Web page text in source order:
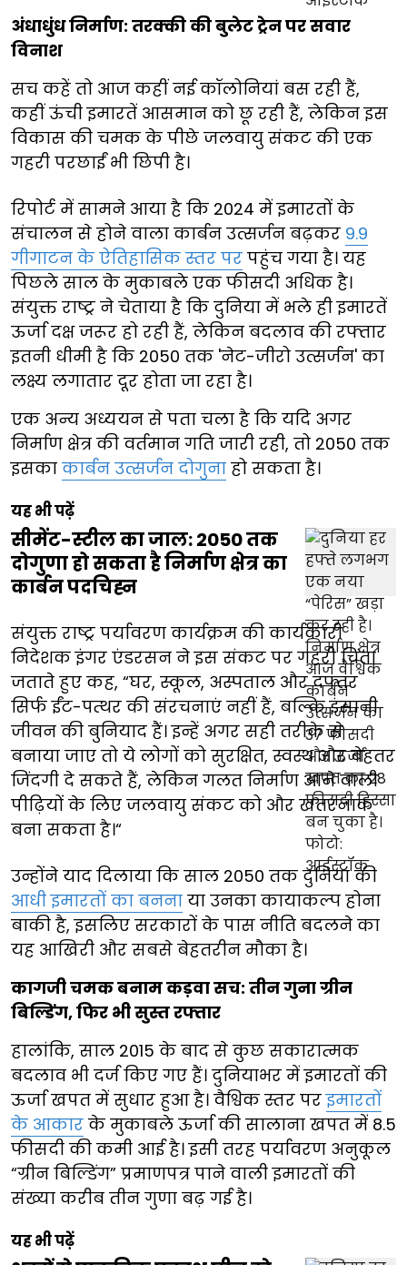
अंधाधुंध निर्माण: तरक्की की बुलेट ट्रेन पर सवार
विनाश
सच कहें तो आज कहीं नई कॉलोनियां बस रही हैं,
कहीं ऊंची इमारतें आसमान को छू रही हैं, लेकिन इस
विकास की चमक के पीछे जलवायु संकट की एक
गहरी परछाईं भी छिपी है।
रिपोर्ट में सामने आया है कि 2024 में इमारतों के
संचालन से होने वाला कार्बन उत्सर्जन बढ़कर 9.9
गीगाटन के ऐतिहासिक स्तर पर पहुंच गया है। यह
पिछले साल के मुकाबले एक फीसदी अधिक है।
संयुक्त राष्ट्र ने चेताया है कि दुनिया में भले ही इमारतें
ऊर्जा दक्ष जरूर हो रही हैं, लेकिन बदलाव की रफ्तार
इतनी धीमी है कि 2050 तक 'नेट-जीरो उत्सर्जन' का
लक्ष्य लगातार दूर होता जा रहा है।
एक अन्य अध्ययन से पता चला है कि यदि अगर
निर्माण क्षेत्र की वर्तमान गति जारी रही, तो 2050 तक
इसका कार्बन उत्सर्जन दोगुना हो सकता है।
यह भी पढ़ें
सीमेंट-स्टील का जाल: 2050 तक
दोगुणा हो सकता है निर्माण क्षेत्र का
कार्बन पदचिह्न
संयुक्त राष्ट्र पर्यावरण कार्यक्रम की कार्यकारी
निदेशक इंगर एंडरसन ने इस संकट पर गहरी चिंता
जताते हुए कह, “घर, स्कूल, अस्पताल और दफ्तर
सिर्फ ईंट-पत्थर की संरचनाएं नहीं हैं, बल्कि इंसानी
जीवन की बुनियाद हैं। इन्हें अगर सही तरीके से
बनाया जाए तो ये लोगों को सुरक्षित, स्वस्थ और बेहतर
जिंदगी दे सकते हैं, लेकिन गलत निर्माण आने वाली
पीढ़ियों के लिए जलवायु संकट को और खतरनाक
बना सकता है।“
उन्होंने याद दिलाया कि साल 2050 तक दुनिया की
आधी इमारतों का बनना या उनका कायाकल्प होना
बाकी है, इसलिए सरकारों के पास नीति बदलने का
यह आखिरी और सबसे बेहतरीन मौका है।
कागजी चमक बनाम कड़वा सच: तीन गुना ग्रीन
बिल्डिंग, फिर भी सुस्त रफ्तार
हालांकि, साल 2015 के बाद से कुछ सकारात्मक
बदलाव भी दर्ज किए गए हैं। दुनियाभर में इमारतों की
ऊर्जा खपत में सुधार हुआ है। वैश्विक स्तर परइमारतों
के आकार के मुकाबले ऊर्जा की सालाना खपत में 8.5
फीसदी की कमी आई है। इसी तरह पर्यावरण अनुकूल
“ग्रीन बिल्डिंग” प्रमाणपत्र पाने वाली इमारतों की
संख्या करीब तीन गुणा बढ़ गई है।
यह भी पढ़ें